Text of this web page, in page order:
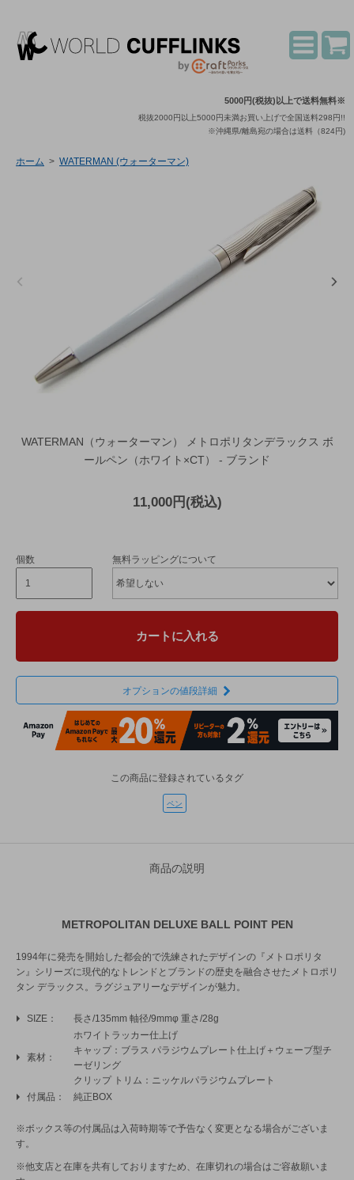
5000円(税抜)以上で送料無料※
税抜2000円以上5000円未満お買い上げで全国送料298円!!
※沖縄県/離島宛の場合は送料（824円)
ホーム > WATERMAN (ウォーターマン)
WATERMAN（ウォーターマン） メトロポリタンデラックス ボ
ールペン（ホワイト×CT） - ブランド
11,000円(税込)
個数 無料ラッピングについて
カートに入れる
オプションの値段詳細
この商品に登録されているタグ
ペン
商品の説明
METROPOLITAN DELUXE BALL POINT PEN
1994年に発売を開始した都会的で洗練されたデザインの『メトロポリタ
ン』シリーズに現代的なトレンドとブランドの歴史を融合させたメトロポリ
タン デラックス。ラグジュアリーなデザインが魅力。
SIZE 長さ/135mm 軸径/9mmφ 重さ/28g
素材
ホワイトラッカー仕上げ
キャップ：ブラス パラジウムプレート仕上げ＋ウェーブ型チ
ーゼリング
クリップ トリム：ニッケルパラジウムプレート
付属品
純正BOX
※ボックス等の付属品は入荷時期等で予告なく変更となる場合がございま
す。
※他支店と在庫を共有しておりますため、在庫切れの場合はご容赦願いま